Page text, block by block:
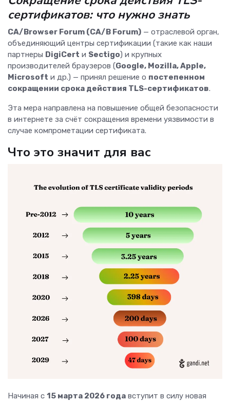
сертификатов: что нужно знать
CA/Browser Forum (CA/B Forum) — отраслевой орган,
объединяющий центры сертификации (такие как наши
партнеры DigiCert и Sectigo) и крупных
производителей браузеров (Google, Mozilla, Apple,
Microsoft и др.) — принял решение о постепенном
сокращении срока действия TLS-сертификатов.
Эта мера направлена на повышение общей безопасности
в интернете за счёт сокращения времени уязвимости в
случае компрометации сертификата.
Что это значит для вас
Начиная с 15 марта 2026 года вступит в силу новая